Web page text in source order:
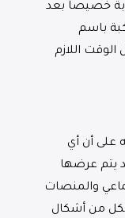
خصيصاً بعد
باسم
اللازم
على أن أي
يتم عرضها
والمنصات
من أشكال